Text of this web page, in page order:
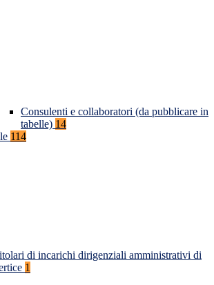
Consulenti e collaboratori (da pubblicare in
tabelle) 14
114
di incarichi dirigenziali amministrativi di
1